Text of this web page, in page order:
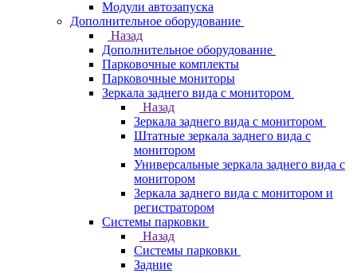
Модули автозапуска
Дополнительное оборудование
Назад
Дополнительное оборудование
Парковочные комплекты
Парковочные мониторы
Зеркала заднего вида с монитором
Назад
Зеркала заднего вида с монитором
Штатные зеркала заднего вида с
монитором
Универсальные зеркала заднего вида с
монитором
Зеркала заднего вида с монитором и
регистратором
Системы парковки
Назад
Системы парковки
Задние